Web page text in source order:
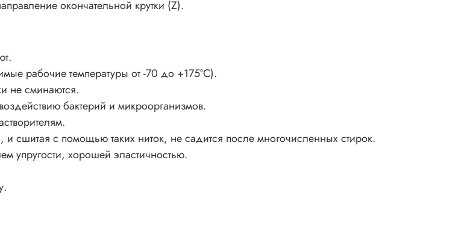
окончательной крутки (Z).
рабочие температуры от -70 до +175°С).
не сминаются.
бактерий и микроорганизмов.
сшитая с помощью таких ниток, не садится после многочисленных стирок.
упругости, хорошей эластичностью.